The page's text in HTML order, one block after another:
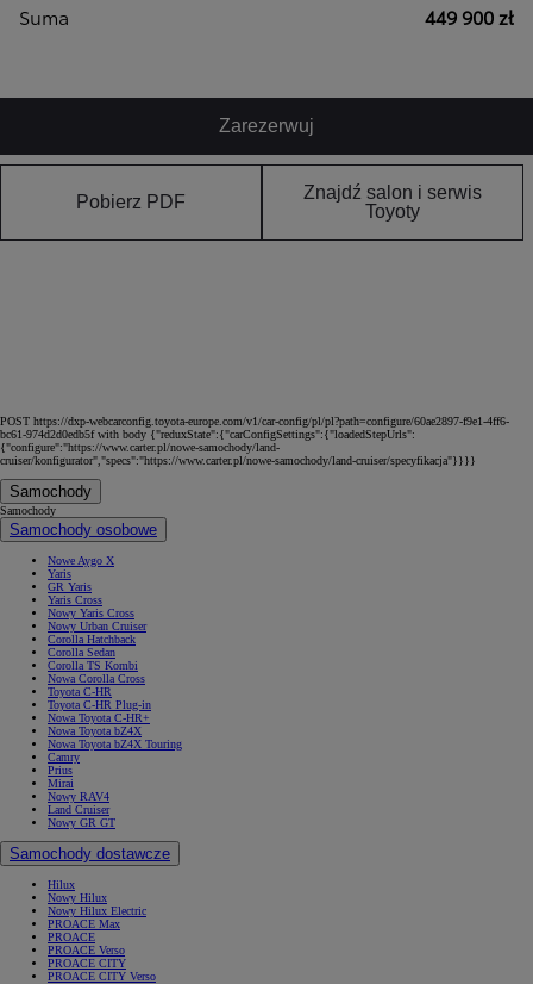
Suma 449 900 zł
Zarezerwuj
Pobierz PDF
Znajdź salon i serwis
Toyoty
POST https://dxp-webcarconfig.toyota-europe.com/v1/car-config/pl/pl?path=configure/60ae2897-f9e1-4ff6-
bc61-974d2d0edb5f with body {"reduxState":{"carConfigSettings":{"loadedStepUrls":
{"configure":"https://www.carter.pl/nowe-samochody/land-
cruiser/konfigurator","specs":"https://www.carter.pl/nowe-samochody/land-cruiser/specyfikacja"}}}}
Samochody
Samochody
Samochody osobowe
Nowe Aygo X
Yaris
GR Yaris
Yaris Cross
Nowy Yaris Cross
Nowy Urban Cruiser
Corolla Hatchback
Corolla Sedan
Corolla TS Kombi
Nowa Corolla Cross
Toyota C-HR
Toyota C-HR Plug-in
Nowa Toyota C-HR+
Nowa Toyota bZ4X
Nowa Toyota bZ4X Touring
Camry
Prius
Mirai
Nowy RAV4
Land Cruiser
Nowy GR GT
Samochody dostawcze
Hilux
Nowy Hilux
Nowy Hilux Electric
PROACE Max
PROACE
PROACE Verso
PROACE CITY
PROACE CITY Verso